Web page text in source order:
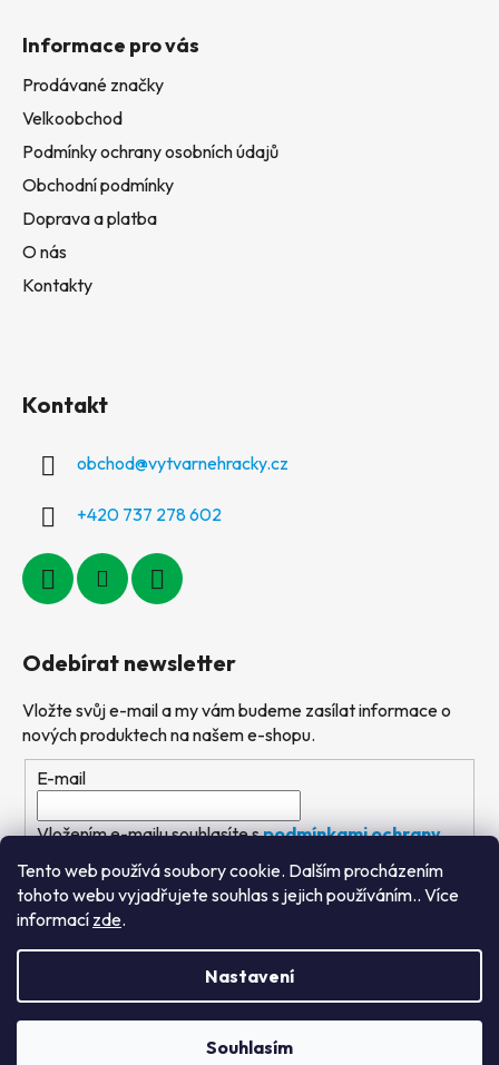
Tento web používá soubory cookie. Dalším procházením
tohoto webu vyjadřujete souhlas s jejich používáním.. Více
informací zde.
Nastavení
Souhlasím
Informace pro vás
Prodávané značky
Velkoobchod
Podmínky ochrany osobních údajů
Obchodní podmínky
Doprava a platba
O nás
Kontakty
Kontakt
obchod@vytvarnehracky.cz
+420 737 278 602
Odebírat newsletter
Vložte svůj e-mail a my vám budeme zasílat informace o
nových produktech na našem e-shopu.
E-mail
Vložením e-mailu souhlasíte spodmínkami ochrany
osobních údajů
PŘIHLÁSIT SE
Výtvarné hračky